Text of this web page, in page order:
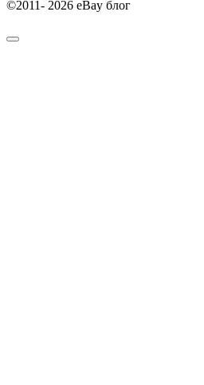
©2011- 2026 eBay блог